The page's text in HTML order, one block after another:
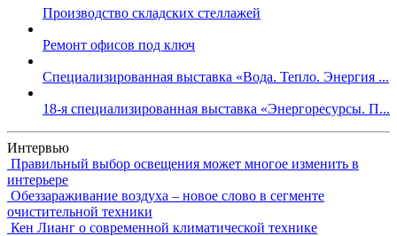
Производство складских стеллажей
Ремонт офисов под ключ
Специализированная выставка «Вода. Тепло. Энергия ...
18-я специализированная выставка «Энергоресурсы. П...
Интервью
Правильный выбор освещения может многое изменить в
интерьере
Обеззараживание воздуха – новое слово в сегменте
очистительной техники
Кен Лианг о современной климатической технике